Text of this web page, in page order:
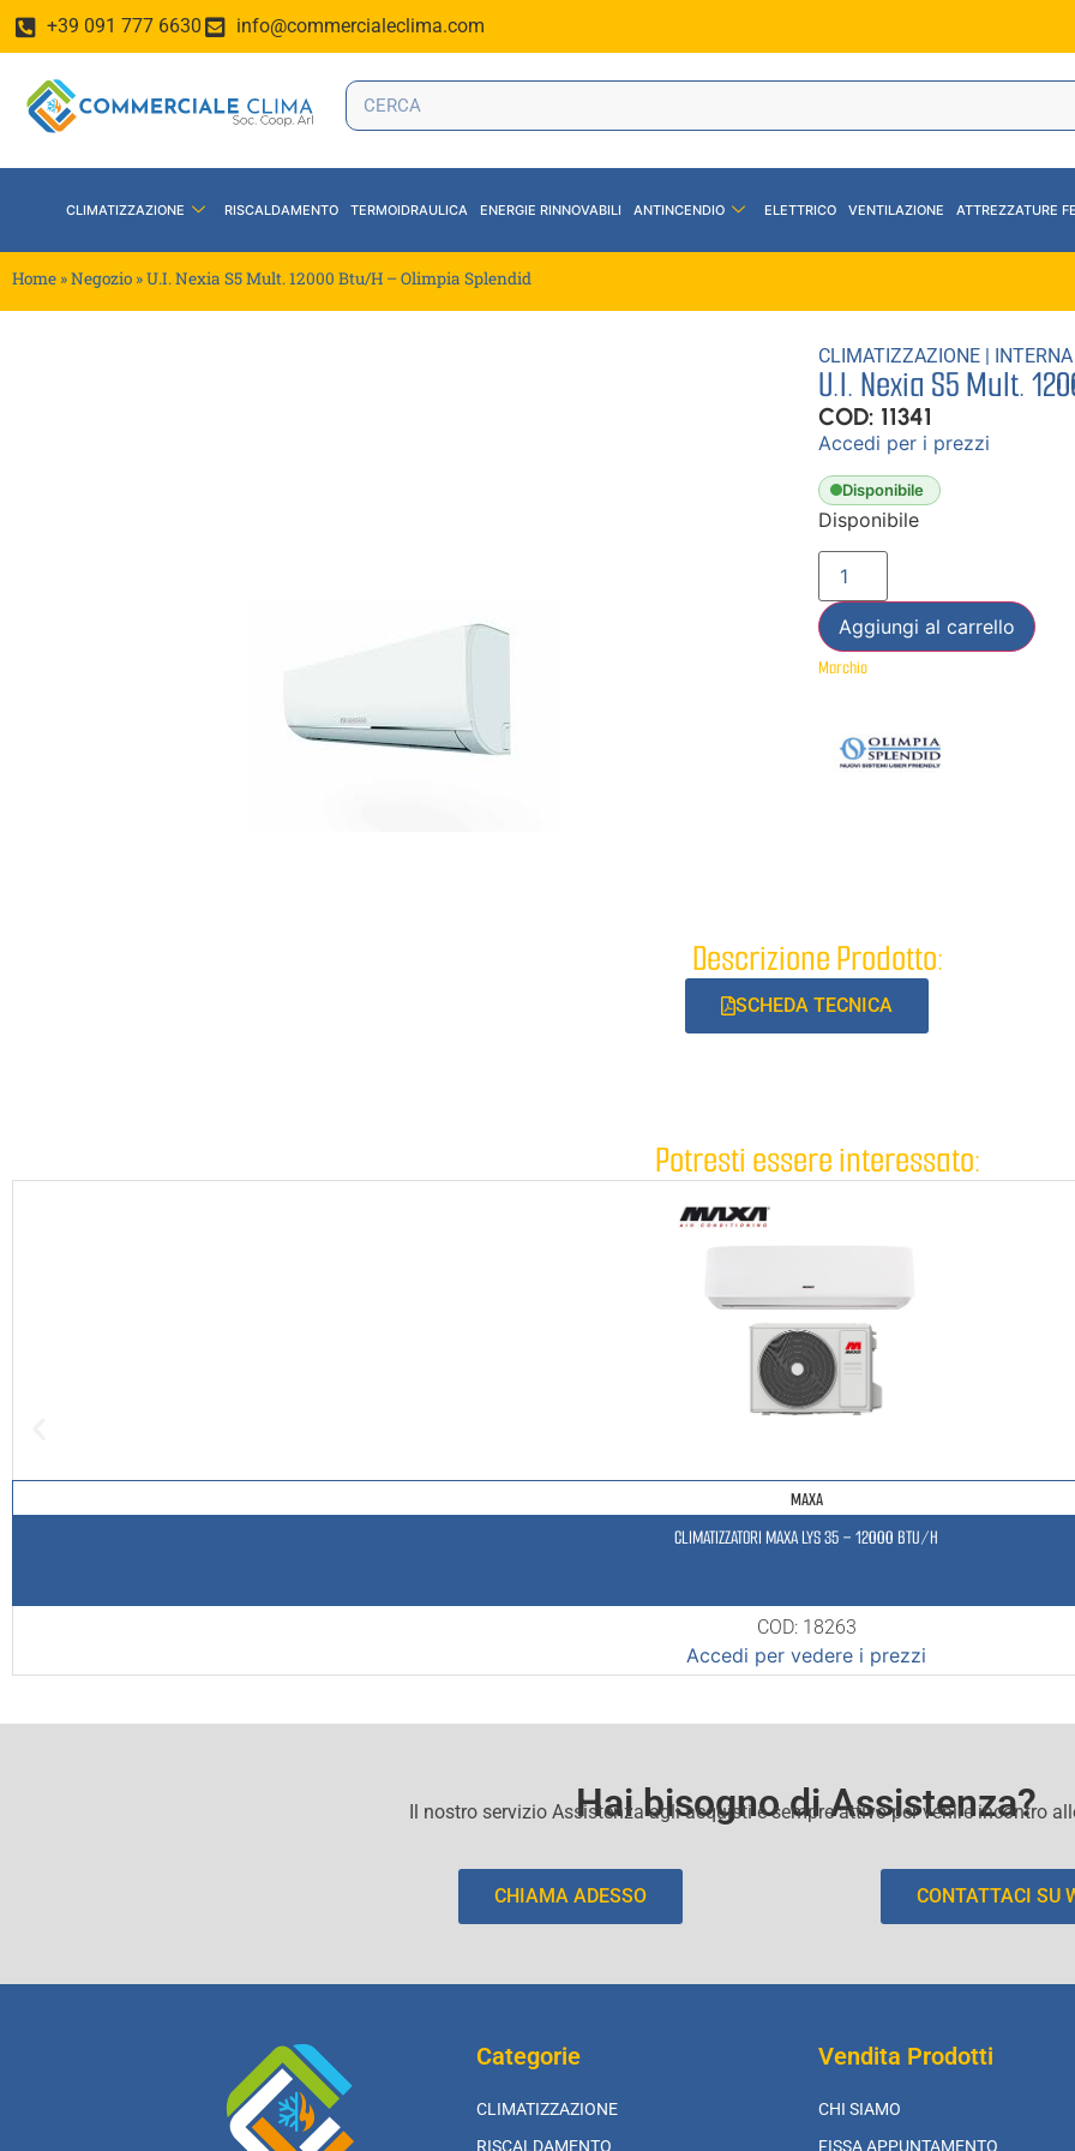
+39 091 777 6630 info@commercialeclima.com
CLIMATIZZAZIONE RISCALDAMENTO TERMOIDRAULICA ENERGIE RINNOVABILI ANTINCENDIO ELETTRICO VENTILAZIONE ATTREZZATURE
Home »Negozio »U.I. Nexia S5 Mult. 12000 Btu/H – Olimpia Splendid
CLIMATIZZAZIONE |
U.I. Nexia S5 Mult.
COD: 11341
Accedi per i prezzi
Disponibile
Disponibile
Aggiungi al carrello
Marchio
Descrizione Prodotto:
SCHEDA TECNICA
Potresti essere interessato:
MAXA
CLIMATIZZATORI MAXA LYS 35 – 12000 BTU/H
COD: 18263
Accedi per vedere i prezzi
Hai bisogno di Assistenza?
Il nostro servizio Assistenza agli acquisti e sempre attivo per venire incontro
CHIAMA ADESSO CONTATTACI SU
Categorie
CLIMATIZZAZIONE
RISCALDAMENTO
Vendita Prodotti
CHI SIAMO
FISSA APPUNTAMENTO